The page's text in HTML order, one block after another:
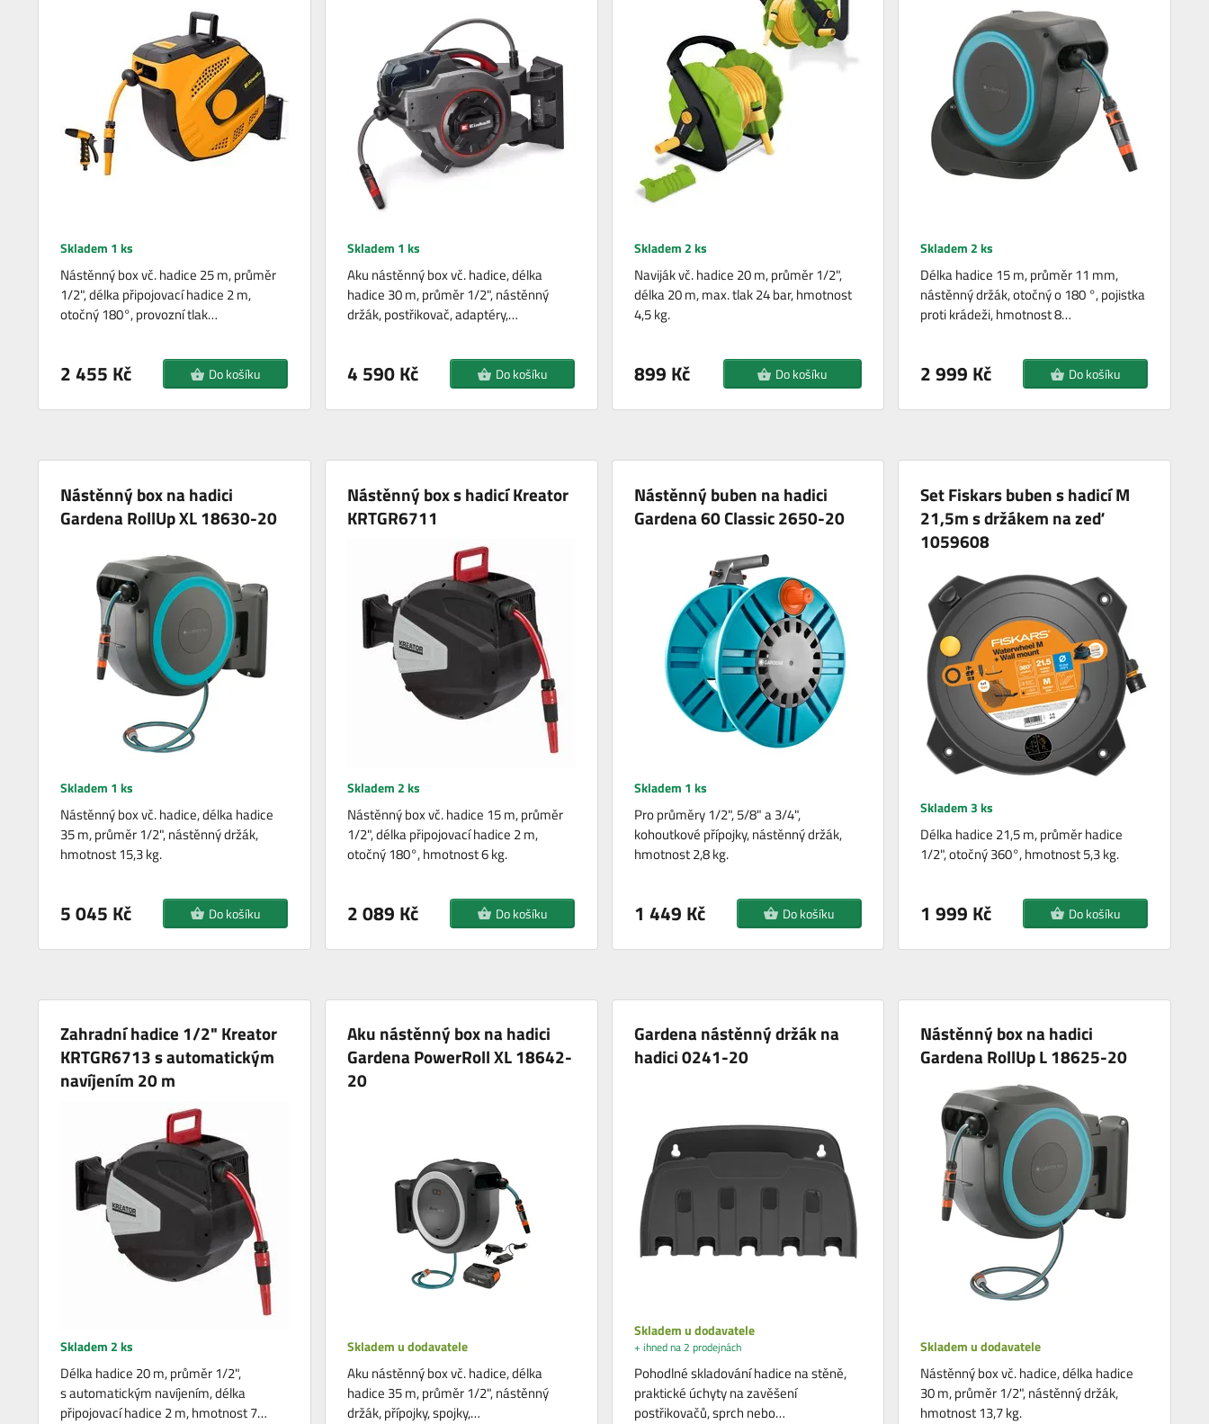
Skladem 1 ks
Nástěnný box vč. hadice 25 m, průměr
1/2", délka připojovací hadice 2 m,
otočný 180°, provozní tlak…
2 455 Kč Do košíku
Skladem 1 ks
Aku nástěnný box vč. hadice, délka
hadice 30 m, průměr 1/2", nástěnný
držák, postřikovač, adaptéry,…
4 590 Kč Do košíku
Skladem 2 ks
Naviják vč. hadice 20 m, průměr 1/2",
délka 20 m, max. tlak 24 bar, hmotnost
4,5 kg.
899 Kč Do košíku
Skladem 2 ks
Délka hadice 15 m, průměr 11 mm,
nástěnný držák, otočný o 180 °, pojistka
proti krádeži, hmotnost 8…
2 999 Kč Do košíku
Nástěnný box na hadici
Gardena RollUp XL 18630-20
Skladem 1 ks
Nástěnný box vč. hadice, délka hadice
35 m, průměr 1/2", nástěnný držák,
hmotnost 15,3 kg.
5 045 Kč Do košíku
Nástěnný box s hadicí Kreator
KRTGR6711
Skladem 2 ks
Nástěnný box vč. hadice 15 m, průměr
1/2", délka připojovací hadice 2 m,
otočný 180°, hmotnost 6 kg.
2 089 Kč Do košíku
Nástěnný buben na hadici
Gardena 60 Classic 2650-20
Skladem 1 ks
Pro průměry 1/2", 5/8" a 3/4",
kohoutkové přípojky, nástěnný držák,
hmotnost 2,8 kg.
1 449 Kč Do košíku
Set Fiskars buben s hadicí M
21,5m s držákem na zeď
1059608
Skladem 3 ks
Délka hadice 21,5 m, průměr hadice
1/2", otočný 360°, hmotnost 5,3 kg.
1 999 Kč Do košíku
Zahradní hadice 1/2" Kreator
KRTGR6713 s automatickým
navíjením 20 m
Skladem 2 ks
Délka hadice 20 m, průměr 1/2",
s automatickým navíjením, délka
připojovací hadice 2 m, hmotnost 7…
Aku nástěnný box na hadici
Gardena PowerRoll XL 18642-
20
Skladem u dodavatele
Aku nástěnný box vč. hadice, délka
hadice 35 m, průměr 1/2", nástěnný
držák, přípojky, spojky,…
Gardena nástěnný držák na
hadici 0241-20
Skladem u dodavatele
+ ihned na 2 prodejnách
Pohodlné skladování hadice na stěně,
praktické úchyty na zavěšení
postřikovačů, sprch nebo…
Nástěnný box na hadici
Gardena RollUp L 18625-20
Skladem u dodavatele
Nástěnný box vč. hadice, délka hadice
30 m, průměr 1/2", nástěnný držák,
hmotnost 13,7 kg.